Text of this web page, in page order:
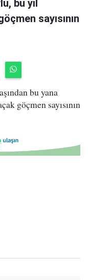
bu yıl
sayısının
bu yana
göçmen sayısının